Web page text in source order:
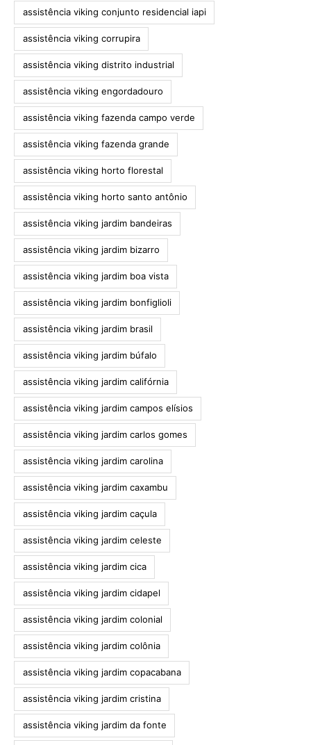
assistência viking conjunto residencial iapi
assistência viking corrupira
assistência viking distrito industrial
assistência viking engordadouro
assistência viking fazenda campo verde
assistência viking fazenda grande
assistência viking horto florestal
assistência viking horto santo antônio
assistência viking jardim bandeiras
assistência viking jardim bizarro
assistência viking jardim boa vista
assistência viking jardim bonfiglioli
assistência viking jardim brasil
assistência viking jardim búfalo
assistência viking jardim califórnia
assistência viking jardim campos elísios
assistência viking jardim carlos gomes
assistência viking jardim carolina
assistência viking jardim caxambu
assistência viking jardim caçula
assistência viking jardim celeste
assistência viking jardim cica
assistência viking jardim cidapel
assistência viking jardim colonial
assistência viking jardim colônia
assistência viking jardim copacabana
assistência viking jardim cristina
assistência viking jardim da fonte